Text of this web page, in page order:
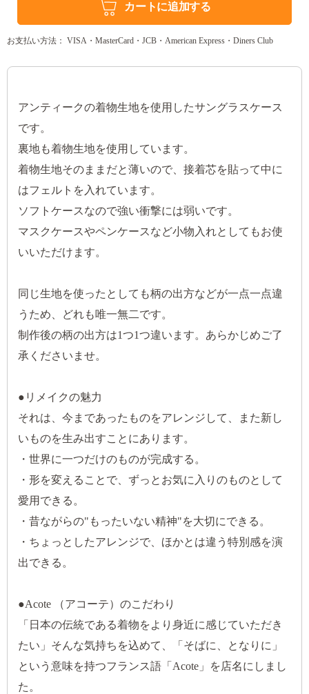
カートに追加する
お支払い方法： VISA・MasterCard・JCB・American Express・Diners Club
アンティークの着物生地を使用したサングラスケース
です。
裏地も着物生地を使用しています。
着物生地そのままだと薄いので、接着芯を貼って中に
はフェルトを入れています。
ソフトケースなので強い衝撃には弱いです。
マスクケースやペンケースなど小物入れとしてもお使
いいただけます。
同じ生地を使ったとしても柄の出方などが一点一点違
うため、どれも唯一無二です。
制作後の柄の出方は1つ1つ違います。あらかじめご了
承くださいませ。
●リメイクの魅力
それは、今まであったものをアレンジして、また新し
いものを生み出すことにあります。
・世界に一つだけのものが完成する。
・形を変えることで、ずっとお気に入りのものとして
愛用できる。
・昔ながらの"もったいない精神"を大切にできる。
・ちょっとしたアレンジで、ほかとは違う特別感を演
出できる。
●Acote （アコーテ）のこだわり
「日本の伝統である着物をより身近に感じていただき
たい」そんな気持ちを込めて、「そばに、となりに」
という意味を持つフランス語「Acote」を店名にしまし
た。